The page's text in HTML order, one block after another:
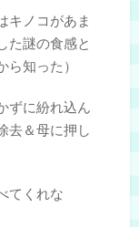
キノコがあま
た謎の食感と
知った）
ずに紛れ込ん
去＆母に押し
てくれな